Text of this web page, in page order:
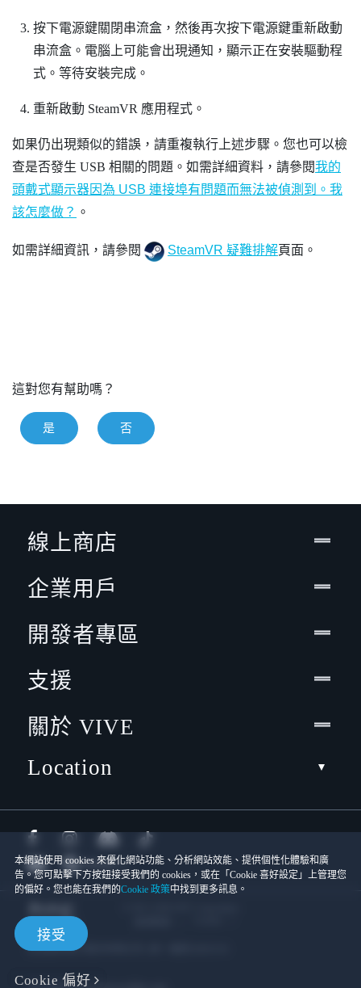
按下電源鍵關閉串流盒，然後再次按下電源鍵重新啟動
串流盒。 電腦上可能會出現通知，顯示正在安裝驅動程
式。等待安裝完成。
重新啟動 SteamVR 應用程式。
如果仍出現類似的錯誤，請重複執行上述步驟。您也可以檢
查是否發生 USB 相關的問題。如需詳細資料，請參閱我的
頭戴式顯示器因為 USB 連接埠有問題而無法被偵測到。我
該怎麼做？ 。
如需詳細資訊，請參閱 SteamVR 疑難排解頁面。
這對您有幫助嗎？
是 否
本網站使用 cookies 來優化網站功能、分析網站效能、提供個性化體驗和廣
告。您可點擊下方按鈕接受我們的 cookies，或在「Cookie 喜好設定」上管理您
的偏好。您也能在我們的Cookie 政策中找到更多訊息。
接受
Cookie 偏好
線上商店
企業用戶
開發者專區
支援
關於 VIVE
Location
宏達國際電子股份有限公司 | 統一編號16003518